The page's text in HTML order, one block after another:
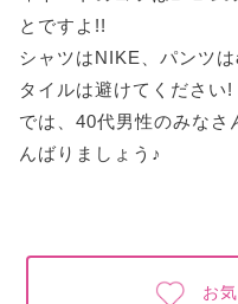
とですよ!!
シャツはNIKE、パンツ
タイルは避けてください!
では、40代男性のみなさ
んばりましょう♪
お